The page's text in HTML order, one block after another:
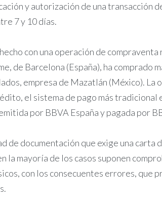
y autorización de una transacción
7 y 10 días.
con una operación de
de Barcelona (España), ha comprado
empresa de Mazatlán (México). La
el sistema de pago más tradicional
por BBVA España y pagada por
de documentación que exige una
la mayoría de los casos suponen
con los consecuentes errores, que